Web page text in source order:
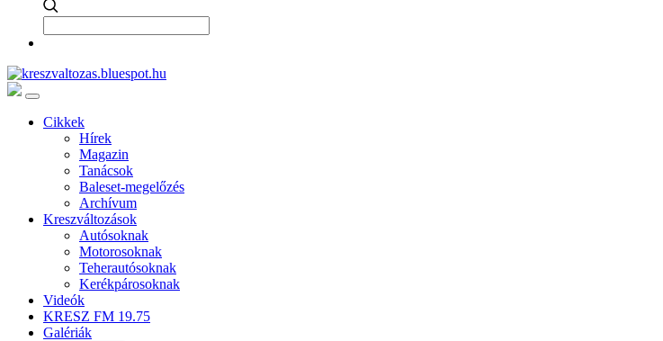
Cikkek
Hírek
Magazin
Tanácsok
Baleset-megelőzés
Archívum
Kreszváltozások
Autósoknak
Motorosoknak
Teherautósoknak
Kerékpárosoknak
Videók
KRESZ FM 19.75
Galériák